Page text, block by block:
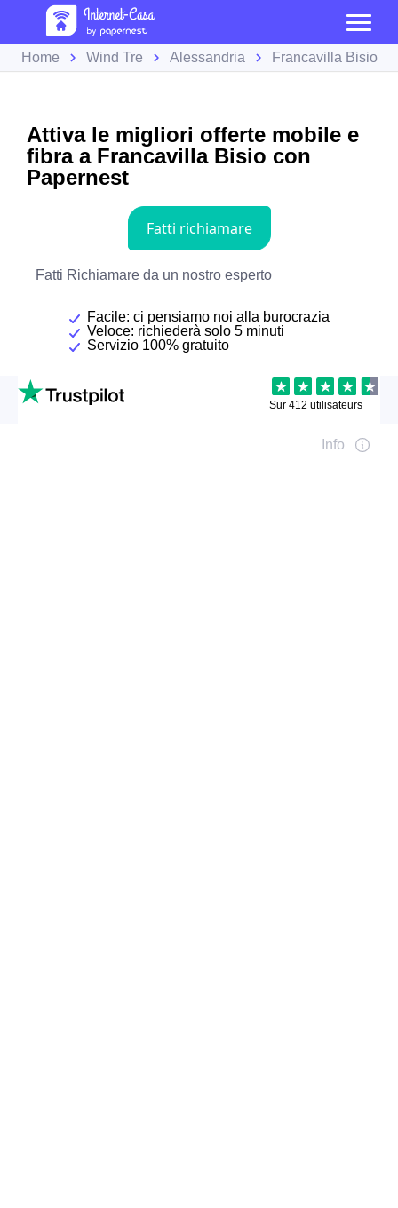
Home Wind Tre Alessandria Francavilla Bisio